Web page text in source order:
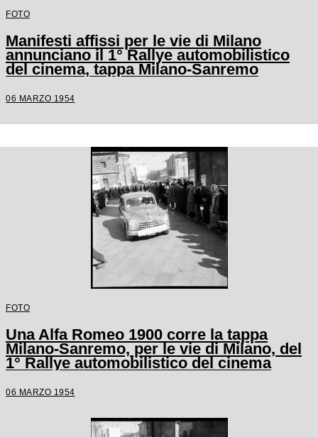
FOTO
Manifesti affissi per le vie di Milano
annunciano il 1° Rallye automobilistico
del cinema, tappa Milano-Sanremo
06 MARZO 1954
FOTO
Una Alfa Romeo 1900 corre la tappa
Milano-Sanremo, per le vie di Milano, del
1° Rallye automobilistico del cinema
06 MARZO 1954